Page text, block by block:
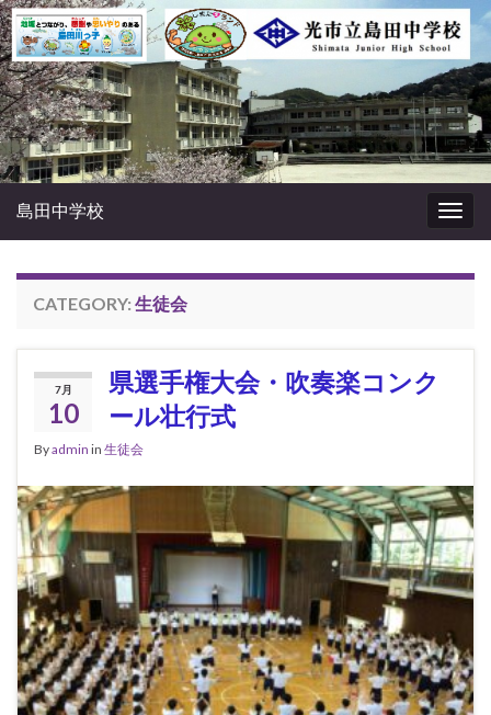
島田中学校
CATEGORY: 生徒会
7月
10
県選手権大会・吹奏楽コンク
ール壮行式
Byadmin in 生徒会